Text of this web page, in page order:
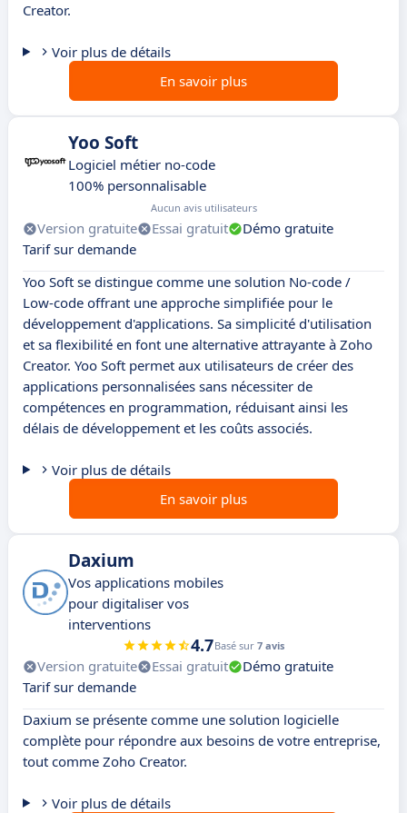
Creator.
Voir plus de détails
En savoir plus
Yoo Soft
Logiciel métier no-code
100% personnalisable
Aucun avis utilisateurs
Version gratuite Essai gratuit
Démo gratuite
Tarif sur demande
Yoo Soft se distingue comme une solution No-code /
Low-code offrant une approche simplifiée pour le
développement d'applications. Sa simplicité d'utilisation
et sa flexibilité en font une alternative attrayante à Zoho
Creator. Yoo Soft permet aux utilisateurs de créer des
applications personnalisées sans nécessiter de
compétences en programmation, réduisant ainsi les
délais de développement et les coûts associés.
Voir plus de détails
En savoir plus
Daxium
Vos applications mobiles
pour digitaliser vos
interventions
4.7Basé sur 7 avis
Version gratuite Essai gratuit
Démo gratuite
Tarif sur demande
Daxium se présente comme une solution logicielle
complète pour répondre aux besoins de votre entreprise,
tout comme Zoho Creator.
Voir plus de détails